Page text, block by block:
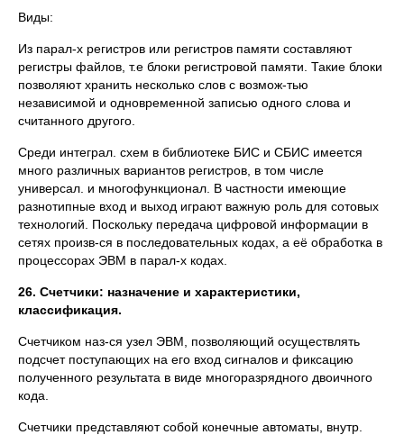
Виды:
Из парал-х регистров или регистров памяти составляют
регистры файлов, т.е блоки регистровой памяти. Такие блоки
позволяют хранить несколько слов с возмож-тью
независимой и одновременной записью одного слова и
считанного другого.
Среди интеграл. схем в библиотеке БИС и СБИС имеется
много различных вариантов регистров, в том числе
универсал. и многофункционал. В частности имеющие
разнотипные вход и выход играют важную роль для сотовых
технологий. Поскольку передача цифровой информации в
сетях произв-ся в последовательных кодах, а её обработка в
процессорах ЭВМ в парал-х кодах.
26. Счетчики: назначение и характеристики,
классификация.
Счетчиком наз-ся узел ЭВМ, позволяющий осуществлять
подсчет поступающих на его вход сигналов и фиксацию
полученного результата в виде многоразрядного двоичного
кода.
Счетчики представляют собой конечные автоматы, внутр.